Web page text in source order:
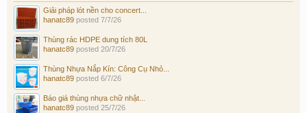
Giải pháp lót nền cho concert...
hanatc89 posted 7/7/26
Thùng rác HDPE dung tích 80L
hanatc89 posted 20/7/26
Thùng Nhựa Nắp Kín: Công Cụ Nhỏ...
hanatc89 posted 6/7/26
Báo giá thùng nhựa chữ nhật...
hanatc89 posted 25/7/26